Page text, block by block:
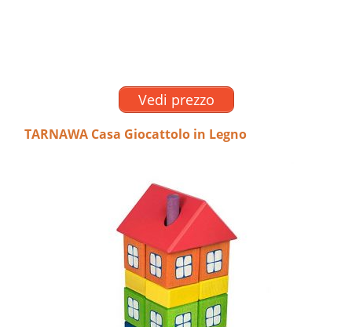
Vedi prezzo
TARNAWA Casa Giocattolo in Legno